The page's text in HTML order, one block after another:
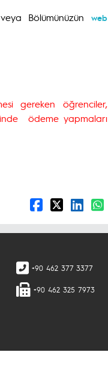
Bölümünüzün
web
gereken öğrenciler,
ödeme yapmaları
+90 462 377 3377
+90 462 325 7973